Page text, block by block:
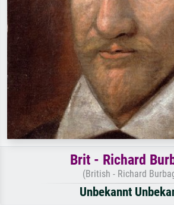
Brit - Richard
(British - Richard
Unbekannt